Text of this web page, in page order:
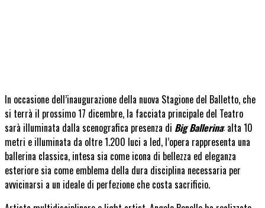
In occasione dell’inaugurazione della nuova Stagione del Balletto, che
si terrà il prossimo 17 dicembre, la facciata principale del Teatro
sarà illuminata dalla scenografica presenza di Big Ballerina: alta 10
metri e illuminata da oltre 1.200 luci a led, l’opera rappresenta una
ballerina classica, intesa sia come icona di bellezza ed eleganza
esteriore sia come emblema della dura disciplina necessaria per
avvicinarsi a un ideale di perfezione che costa sacrificio.